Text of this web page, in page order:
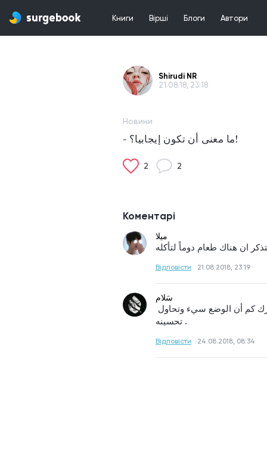
Книги Вірші Блоги Автори
Shirudi NR
21.08.18, 23:18
Новини
- ما معنى أن تكون إيجابيا؟!
2 2
Коментарі
ميلا
Відповісти 21.08.2018, 23:19
سَلام
تحسينه .
Відповісти 24.08.2018, 08:34